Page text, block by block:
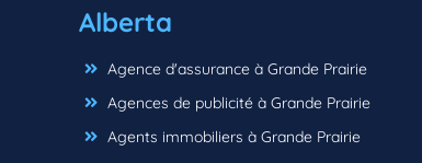
Alberta
Agence d'assurance à Grande Prairie
Agences de publicité à Grande Prairie
Agents immobiliers à Grande Prairie